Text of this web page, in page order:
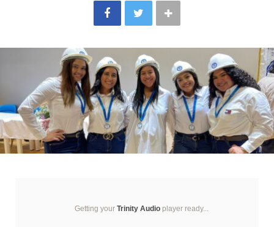
Getting your Trinity Audio player ready...